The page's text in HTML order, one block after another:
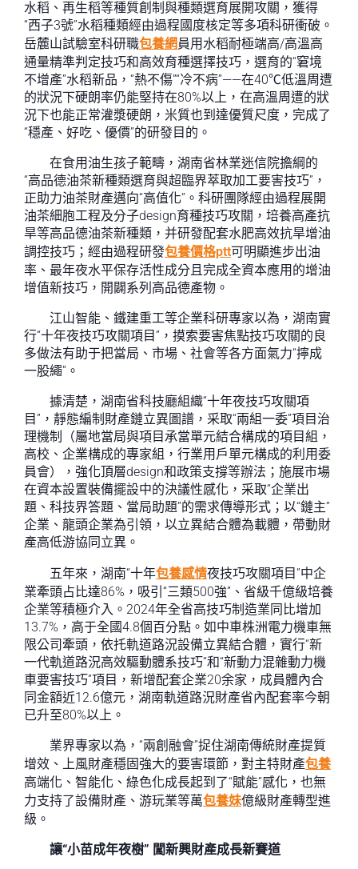
水稻、再生稻等種質創制與種類選育展開攻關，獲得
“西子3號”水稻種類經由過程國度核定等多項科研衝破。
岳麓山試驗室科研職包養網 員用水稻耐極端高/高溫高
通量精準判定技巧和高效育種選擇技巧，選育的“窘境
不增產”水稻新品，“熱不傷”“冷不病”——在40℃低溫周遭
的狀況下硬朗率仍能堅持在80%以上，在高溫周遭的狀
況下也能正常灌漿硬朗，米質也到達優質尺度，完成了
“穩產、好吃、優價”的研發目的。
在食用油生孩子範疇，湖南省林業迷信院擔綱的
“高品德油茶新種類選育與超臨界萃取加工要害技巧”，
正助力油茶財產邁向“高值化”。科研團隊經由過程展開
油茶細胞工程及分子design育種技巧攻關，培養高產抗
旱等高品德油茶新種類，并研發配套水肥高效抗旱增油
調控技巧；經由過程研發包養價格ptt可明顯進步出油
率、最年夜水平保存活性成分且完成全資本應用的增油
增值新技巧，開闢系列高品德產物。
江山智能、鐵建重工等企業科研專家以為，湖南實
行“十年夜技巧攻關項目”，摸索要害焦點技巧攻關的良
多做法有助于把當局、市場、社會等各方面氣力“擰成
一股繩”。
據清楚，湖南省科技廳組織“十年夜技巧攻關項
目”，靜態編制財產鏈立異圖譜，采取“兩組一委”項目治
理機制（屬地當局與項目承當單元結合構成的項目組，
高校、企業構成的專家組，行業用戶單元構成的利用委
員會），強化頂層design和政策支撐等辦法；施展市場
在資本設置裝備擺設中的決議性感化，采取“企業出
題、科技界答題、當局助題”的需求傳導形式；以“鏈主”
企業、龍頭企業為引領，以立異結合體為載體，帶動財
產高低游協同立異。
五年來，湖南“十年包養感情夜技巧攻關項目”中企
業牽頭占比達86%，吸引“三類500強”、省級千億級培養
企業等積極介入。2024年全省高技巧制造業同比增加
13.7%，高于全國4.8個百分點。如中車株洲電力機車無
限公司牽頭，依托軌道路況設備立異結合體，實行“新
一代軌道路況高效驅動體系技巧”和“新動力混雜動力機
車要害技巧”項目，新增配套企業20余家，成員體內合
同金額近12.6億元，湖南軌道路況財產省內配套率今朝
已升至80%以上。
業界專家以為，“兩創融會”捉住湖南傳統財產提質
增效、上風財產穩固強大的要害環節，對主特財產包養
高端化、智能化、綠色化成長起到了“賦能”感化，也無
力支持了設備財產、游玩業等萬包養妹億級財產轉型進
級。
讓“小苗成年夜樹” 闖新興財產成長新賽道